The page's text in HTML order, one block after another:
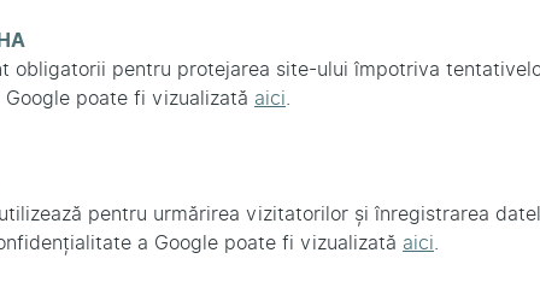
proiecte și burse
proiect, bursă sau program al Fundației Alber, datele
selecția, contractarea, implementarea și monitorizarea
informații corecte și de a se asigura că au dreptul de a
când este vorba despre minori.
sau clarificări, dacă acestea sunt necesare
obligatorii pentru protejarea site-ului împotriva
poate fi vizualizată aici.
pentru urmărirea vizitatorilor și înregistrarea
a Google poate fi vizualizată aici.